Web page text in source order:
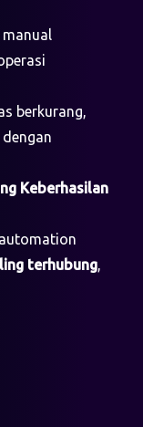
berkurang,
Keberhasilan
terhubung,